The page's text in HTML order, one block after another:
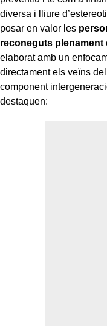
diversa i lliure
posar en valor les
reconeguts plenament
elaborat amb un
directament els veïns
component
destaquen: